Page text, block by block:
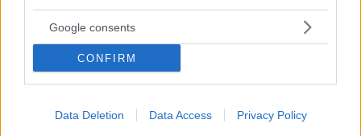
Google consents
CONFIRM
Data Deletion Data Access Privacy Policy